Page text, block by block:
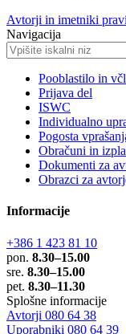
Avtorji in imetniki
Navigacija
Pooblastilo in
Prijava del
ISWC
Individualno
Pogosta
Obračuni in
Dokumenti za
Obrazci za
Informacije
+386 1 423 81 10
pon. 8.30–15.00
sre. 8.30–15.00
pet. 8.30–11.30
Splošne informacije
Avtorji 080 64 38
Uporabniki 080 64 39